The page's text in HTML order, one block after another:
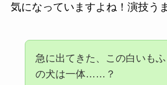
気になっていますよね！演技う
急に出てきた、この白いも
の犬は一体……？